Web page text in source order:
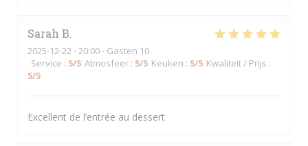
Sarah B
2025-12-22 - 20:00 - Gasten 10
Service : 5/5 Atmosfeer : 5/5 Keuken : 5/5 Kwaliteit / Prijs :
5/5
Excellent de l’entrée au dessert